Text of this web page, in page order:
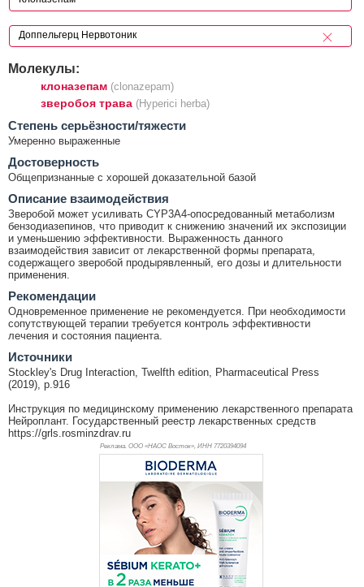
Молекулы:
клоназепам (clonazepam)
зверобоя трава (Hyperici herba)
Cтепень серьёзности/тяжести
Умеренно выраженные
Достоверность
Общепризнанные с хорошей доказательной базой
Описание взаимодействия
Зверобой может усиливать CYP3A4-опосредованный метаболизм
бензодиазепинов, что приводит к снижению значений их экспозиции
и уменьшению эффективности. Выраженность данного
взаимодействия зависит от лекарственной формы препарата,
содержащего зверобой продырявленный, его дозы и длительности
применения.
Рекомендации
Одновременное применение не рекомендуется. При необходимости
сопутствующей терапии требуется контроль эффективности
лечения и состояния пациента.
Источники
Stockley's Drug Interaction, Twelfth edition, Pharmaceutical Press
(2019), p.916
Инструкция по медицинскому применению лекарственного препарата
Нейроплант. Государственный реестр лекарственных средств
https://grls.rosminzdrav.ru
Реклама. ООО «НАОС Восток», ИНН 7720394094